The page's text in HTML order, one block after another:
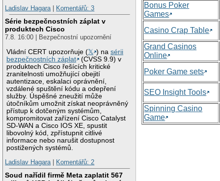
Ladislav Hagara| Komentářů: 3
Série bezpečnostních záplat v
produktech Cisco
7.8. 16:00 | Bezpečnostní upozornění
Vládní CERT upozorňuje (𝕏 ) nasérii
bezpečnostních záplat
(CVSS 9.9) v
produktech Cisco řešících kritické
zranitelnosti umožňující obejití
autentizace, eskalaci oprávnění,
vzdálené spuštění kódu a odepření
služby. Úspěšné zneužití může
útočníkům umožnit získat neoprávněný
přístup k dotčeným systémům,
kompromitovat zařízení Cisco Catalyst
SD-WAN a Cisco IOS XE, spustit
libovolný kód, zpřístupnit citlivé
informace nebo narušit dostupnost
postižených systémů.
Ladislav Hagara| Komentářů: 2
Soud nařídil firmě Meta zaplatit 567
Bonus Poker
Games
Casino Crap Table
Grand Casinos
Online
Poker Game sets
SEO Insight Tools
Spinning Casino
Game